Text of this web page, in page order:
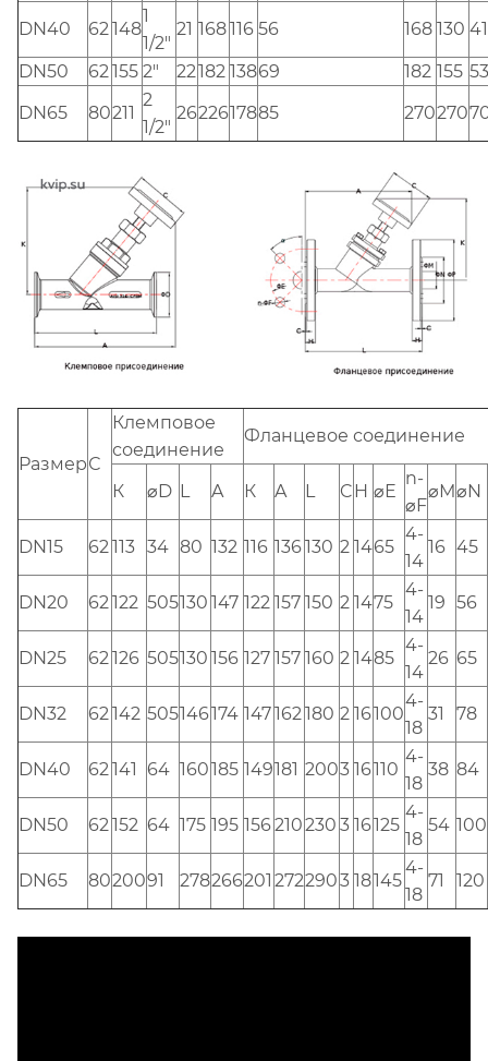
DN40 62148
1
1/2"
21 168116 56 168 130 41
DN50 62155 2" 22182 13869 182 155 53
DN65
80211
2
1/2"
2622617885 270270
РазмерС
Клемповое
соединение
Фланцевое соединение
К ⌀D L A К A L C H ⌀Е
n-
⌀F
⌀М⌀N
DN15 62113 34 80 132 116 136130 2 1465
4-
14
16 45
DN20 62122 505130 147 122 157 150 2 1475
4-
14
19 56
DN25 62126 505130 156 127 157 160 2 1485
4-
14
26 65
DN32 62142 505146174 147162180 2 16100
4-
18
31 78
DN40 62141 64 160185 149181 2003 16110
4-
18
38 84
DN50 62152 64 175 195 156210230 3 16125
4-
18
54 100
DN65 8020091 278266201 2722903 18145
4-
18
71 120